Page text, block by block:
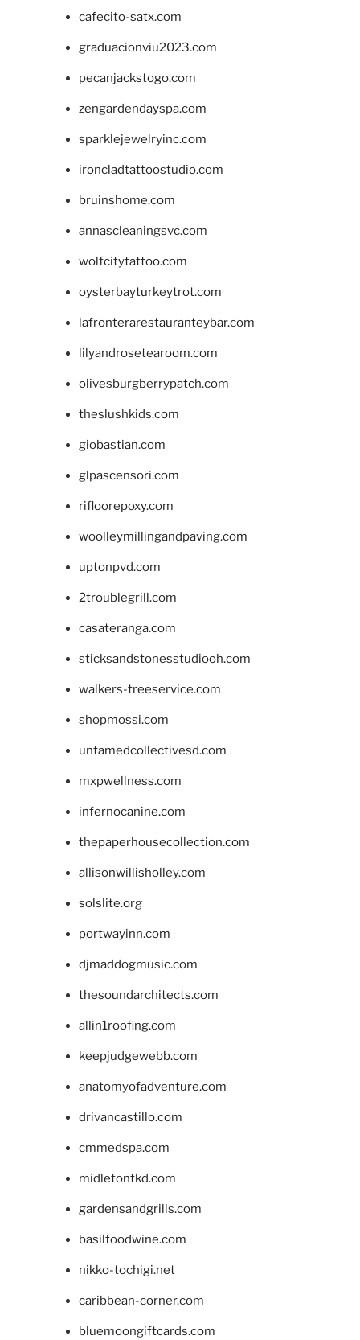
cafecito-satx.com
graduacionviu2023.com
pecanjackstogo.com
zengardendayspa.com
sparklejewelryinc.com
ironcladtattoostudio.com
bruinshome.com
annascleaningsvc.com
wolfcitytattoo.com
oysterbayturkeytrot.com
lafronterarestauranteybar.com
lilyandrosetearoom.com
olivesburgberrypatch.com
theslushkids.com
giobastian.com
glpascensori.com
rifloorepoxy.com
woolleymillingandpaving.com
uptonpvd.com
2troublegrill.com
casateranga.com
sticksandstonesstudiooh.com
walkers-treeservice.com
shopmossi.com
untamedcollectivesd.com
mxpwellness.com
infernocanine.com
thepaperhousecollection.com
allisonwillisholley.com
solslite.org
portwayinn.com
djmaddogmusic.com
thesoundarchitects.com
allin1roofing.com
keepjudgewebb.com
anatomyofadventure.com
drivancastillo.com
cmmedspa.com
midletontkd.com
gardensandgrills.com
basilfoodwine.com
nikko-tochigi.net
caribbean-corner.com
bluemoongiftcards.com